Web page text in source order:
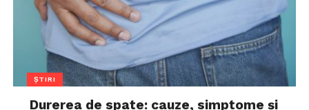
ȘTIRI
Durerea de spate: cauze, simptome și